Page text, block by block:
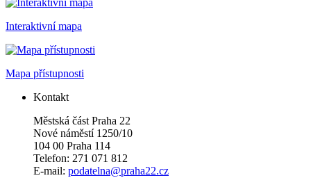
Interaktivní mapa
Mapa přístupnosti
Kontakt
Městská část Praha 22
Nové náměstí 1250/10
104 00 Praha 114
Telefon: 271 071 812
E-mail: podatelna@praha22.cz